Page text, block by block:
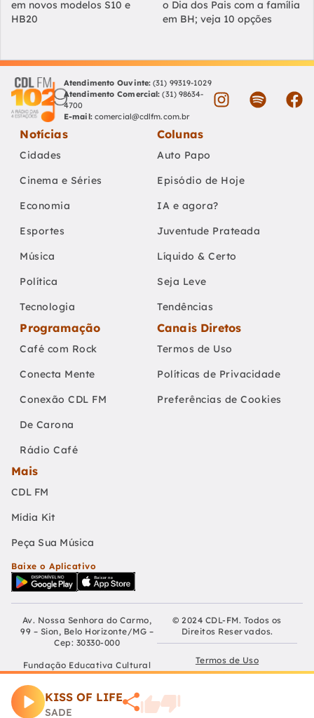
KISS OF LIFE
SADE
em novos modelos S10 e
HB20
o Dia dos Pais com a família
em BH; veja 10 opções
Atendimento Ouvinte: (31) 99319-1029
Atendimento Comercial: (31) 98634-
4700
E-mail: comercial@cdlfm.com.br
Notícias
Cidades
Cinema e Séries
Economia
Esportes
Música
Política
Tecnologia
Colunas
Auto Papo
Episódio de Hoje
IA e agora?
Juventude Prateada
Líquido & Certo
Seja Leve
Tendências
Programação
Café com Rock
Conecta Mente
Conexão CDL FM
De Carona
Rádio Café
Canais Diretos
Termos de Uso
Políticas de Privacidade
Preferências de Cookies
Mais
CDL FM
Mídia Kit
Peça Sua Música
Baixe o Aplicativo
Av. Nossa Senhora do Carmo,
99 – Sion, Belo Horizonte/MG –
Cep: 30330-000
Fundação Educativa Cultural
Câmara De Dirigentes Lojistas
CNPJ: 04.210.060/0001-90
© 2024 CDL-FM. Todos os
Direitos Reservados.
Termos de Uso
Preferências de Cookies